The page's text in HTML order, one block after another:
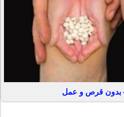
- بدون قرص و عمل